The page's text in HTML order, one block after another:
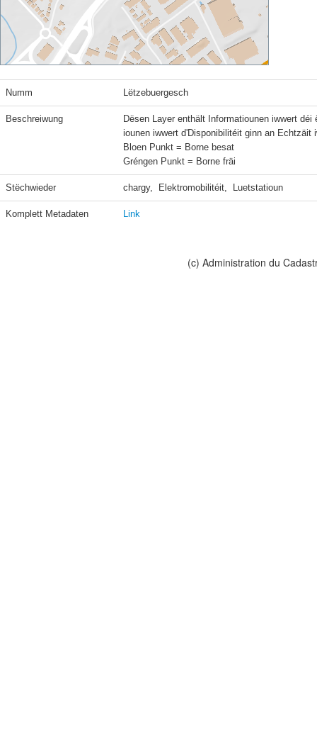
Numm Lëtzebuergesch
Beschreiwung
Dësen Layer enthält Informatiounen iwwert
iounen iwwert d'Disponibilitéit ginn an Echtzäit
Bloen Punkt = Borne besat
Gréngen Punkt = Borne fräi
Stëchwieder chargy,  Elektromobilitéit,  Luetstatioun
Komplett Metadaten Link
(c) Administration du